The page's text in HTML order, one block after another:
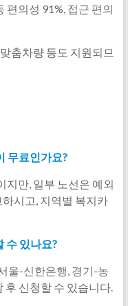
편의성 91%, 접근 편의
춤차량 등도 지원되므
무료인가요?
지만, 일부 노선은 예외
시고, 지역별 복지카
수 있나요?
울-신한은행, 경기-농
후 신청할 수 있습니다.